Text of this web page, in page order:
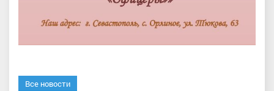
Все новости